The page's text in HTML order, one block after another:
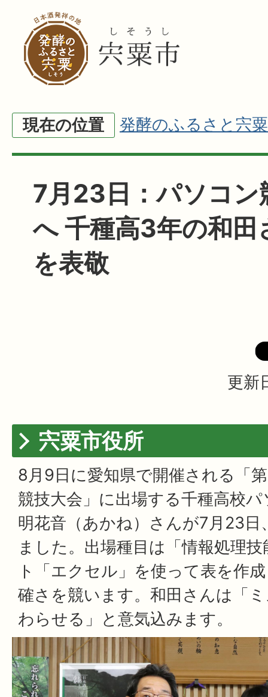
現在の位置 発酵のふるさと宍粟
7月23日：パソコン
へ 千種高3年の和田
を表敬
更新
宍粟市役所
8月9日に愛知県で開催される「
競技大会」に出場する千種高校
明花音（あかね）さんが7月23日
ました。出場種目は「情報処理
ト「エクセル」を使って表を作
確さを競います。和田さんは「
わらせる」と意気込みます。